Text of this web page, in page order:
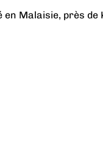
en Malaisie, près de